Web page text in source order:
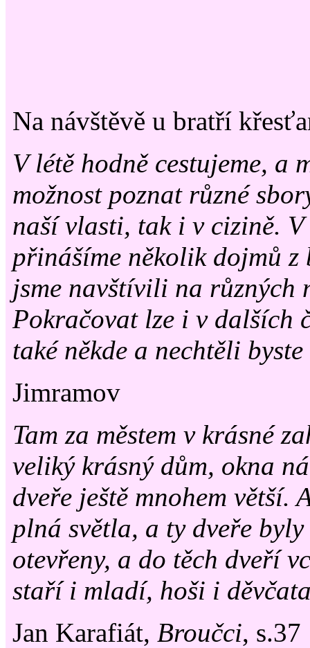
Na návštěvě u bratří
V létě hodně cestujeme, a
možnost poznat různé
naší vlasti, tak i v cizině.
přinášíme několik dojmů z
jsme navštívili na různých
Pokračovat lze i v dalších
také někde a nechtěli
Jimramov
Tam za městem v krásné
veliký krásný dům, okna
dveře ještě mnohem větší.
plná světla, a ty dveře
otevřeny, a do těch dveří
staří i mladí, hoši i
Jan Karafiát, Broučci, s.37